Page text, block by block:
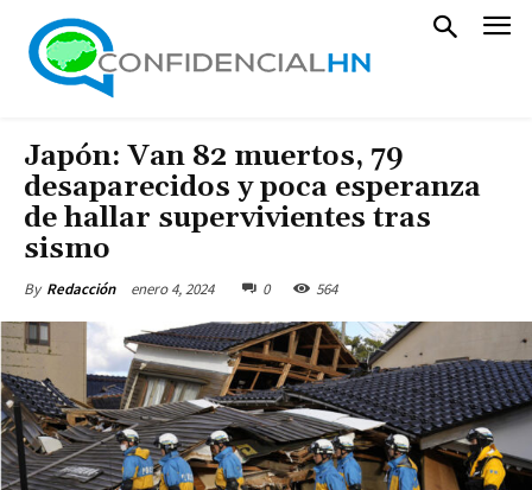
Japón: Van 82 muertos, 79
desaparecidos y poca esperanza
de hallar supervivientes tras
sismo
By Redacción enero 4, 2024 0 564